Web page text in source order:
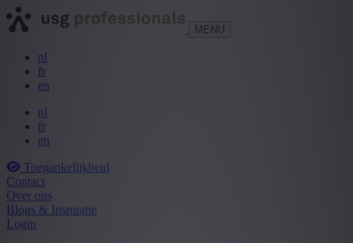
MENU
nl
fr
en
nl
fr
en
Toegankelijkheid
Contact
Over ons
Blogs & Inspiratie
Login